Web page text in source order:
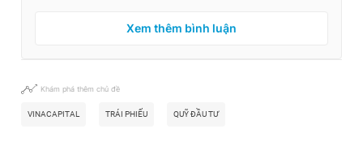
Xem thêm bình luận
Khám phá thêm chủ đề
VINACAPITAL TRÁI PHIẾU QUỸ ĐẦU TƯ